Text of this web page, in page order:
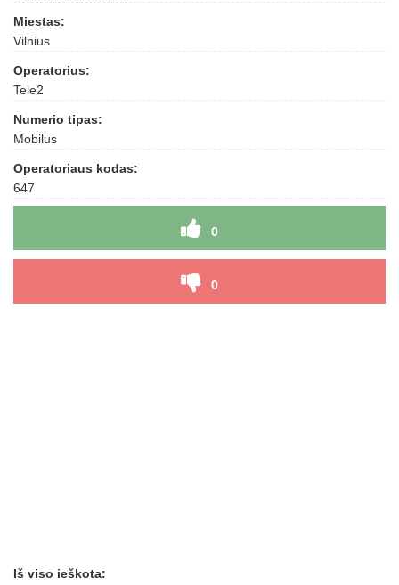
Miestas:
Vilnius
Operatorius:
Tele2
Numerio tipas:
Mobilus
Operatoriaus kodas:
647
0
0
Iš viso ieškota: